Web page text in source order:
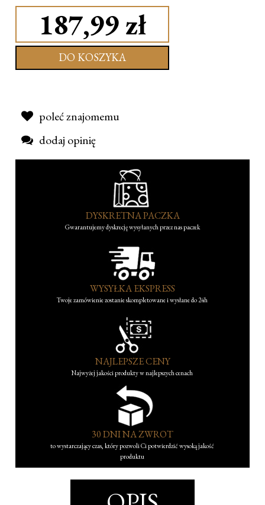
187,99 zł
DO KOSZYKA
poleć znajomemu
dodaj opinię
DYSKRETNA PACZKA
Gwarantujemy dyskrecję wysyłanych przez nas paczek
WYSYŁKA EKSPRESS
Twoje zamówienie zostanie skompletowane i wysłane do 24h
NAJLEPSZE CENY
Najwyżej jakości produkty w najlepszych cenach
30 DNI NA ZWROT
to wystarczający czas, który pozwoli Ci potwierdzić wysoką jakość
produktu